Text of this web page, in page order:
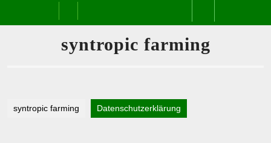
Open
Button
syntropic farming
syntropic farming Datenschutzerklärung